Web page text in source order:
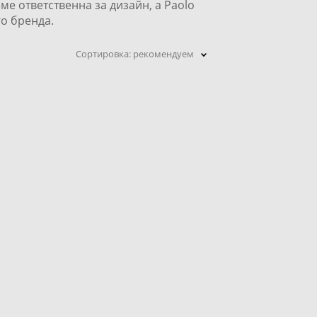
ответственна за дизайн, а Paolo
бренда.
Сортировка: рекомендуем